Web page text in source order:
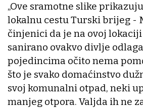
„Ove sramotne slike
lokalnu cestu Turski brijeg -
činjenici da je na ovoj
sanirano ovakvo divlje
pojedincima očito nema
što je svako domaćinstvo
svoj komunalni otpad, neki
manjeg otpora. Valjda ih ne